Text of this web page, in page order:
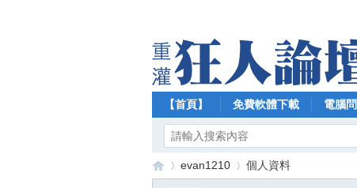
【首頁】 免費軟體下載 電腦
evan1210 個人資料